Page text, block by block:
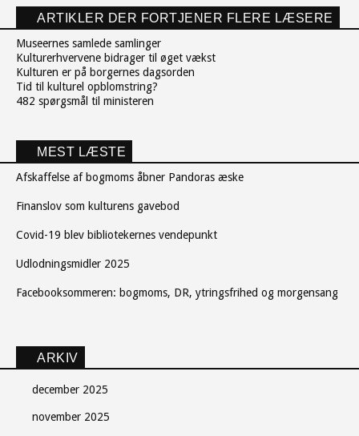
ARTIKLER DER FORTJENER FLERE LÆSERE
Museernes samlede samlinger
Kulturerhvervene bidrager til øget vækst
Kulturen er på borgernes dagsorden
Tid til kulturel opblomstring?
482 spørgsmål til ministeren
MEST LÆSTE
Afskaffelse af bogmoms åbner Pandoras æske
Finanslov som kulturens gavebod
Covid-19 blev bibliotekernes vendepunkt
Udlodningsmidler 2025
Facebooksommeren: bogmoms, DR, ytringsfrihed og morgensang
ARKIV
december 2025
november 2025